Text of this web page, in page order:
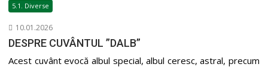
5.1. Diverse
10.01.2026
DESPRE CUVÂNTUL ”DALB”
Acest cuvânt evocă albul special, albul ceresc, astral, precum